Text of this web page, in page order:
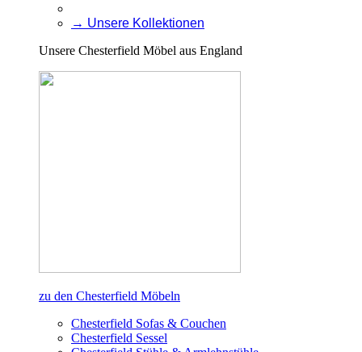
→ Unsere Kollektionen
Unsere Chesterfield Möbel aus England
zu den Chesterfield Möbeln
Chesterfield Sofas & Couchen
Chesterfield Sessel